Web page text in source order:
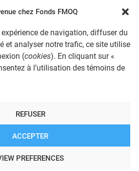
chez Fonds FMOQ
de navigation, diffuser du
et analyser notre trafic, ce site utilise
(cookies). En cliquant sur «
à l’utilisation des témoins de
ACCEPTER
REFUSER
PREFERENCES
QUÉBEC
Ouest
3C1